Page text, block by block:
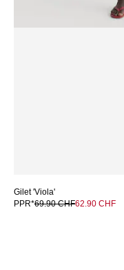
Gilet 'Viola'
PPR*69.90 CHF62.90 CHF